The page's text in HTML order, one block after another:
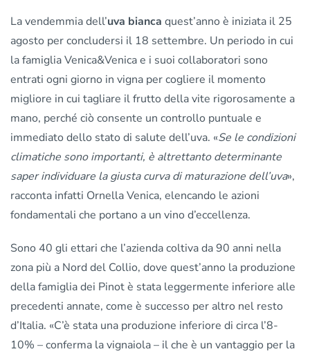
La vendemmia dell’uva bianca quest’anno è iniziata il 25
agosto per concludersi il 18 settembre. Un periodo in cui
la famiglia Venica&Venica e i suoi collaboratori sono
entrati ogni giorno in vigna per cogliere il momento
migliore in cui tagliare il frutto della vite rigorosamente a
mano, perché ciò consente un controllo puntuale e
immediato dello stato di salute dell’uva. «Se le condizioni
climatiche sono importanti, è altrettanto determinante
saper individuare la giusta curva di maturazione dell’uva»,
racconta infatti Ornella Venica, elencando le azioni
fondamentali che portano a un vino d’eccellenza.
Sono 40 gli ettari che l’azienda coltiva da 90 anni nella
zona più a Nord del Collio, dove quest’anno la produzione
della famiglia dei Pinot è stata leggermente inferiore alle
precedenti annate, come è successo per altro nel resto
d’Italia. «C’è stata una produzione inferiore di circa l’8-
10% – conferma la vignaiola – il che è un vantaggio per la